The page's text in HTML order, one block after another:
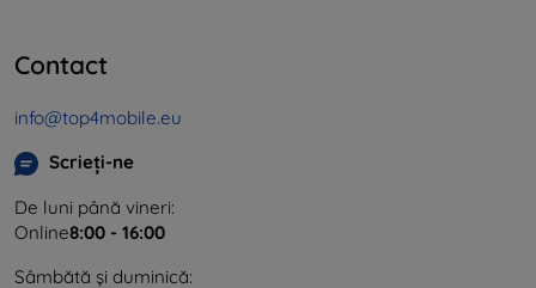
Contact
info@top4mobile.eu
Scrieți-ne
De luni până vineri:
Online8:00 - 16:00
Sâmbătă și duminică: